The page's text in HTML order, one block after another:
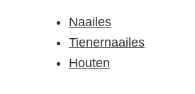
Naailes
Tienernaailes
Houten